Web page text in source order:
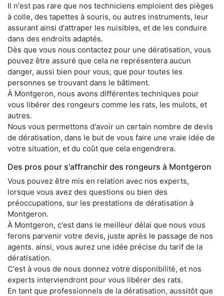
Il n'est pas rare que nos techniciens emploient des pièges
à colle, des tapettes à souris, ou autres instruments, leur
assurant ainsi d'attraper les nuisibles, et de les conduire
dans des endroits adaptés.
Dès que vous nous contactez pour une dératisation, vous
pouvez être assuré que cela ne représentera aucun
danger, aussi bien pour vous, que pour toutes les
personnes se trouvant dans le bâtiment.
À Montgeron, nous avons différentes techniques pour
vous libérer des rongeurs comme les rats, les mulots, et
autres.
Nous vous permettons d'avoir un certain nombre de devis
de dératisation, dans le but de vous faire une vraie idée de
votre situation, et du coût que cela engendrera.
Des pros pour s'affranchir des rongeurs à Montgeron
Vous pouvez être mis en relation avec nos experts,
lorsque vous avez des questions ou bien des
préoccupations, sur les prestations de dératisation à
Montgeron.
À Montgeron, c'est dans le meilleur délai que nous vous
ferons parvenir votre devis, juste après le passage de nos
agents. ainsi, vous aurez une idée précise du tarif de la
dératisation.
C'est à vous de nous donnez votre disponibilité, et nos
experts interviendront pour vous libérer des rats.
En tant que professionnels de la dératisation, aussitôt que